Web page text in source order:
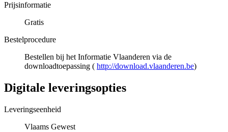
Prijsinformatie
Gratis
Bestelprocedure
Bestellen bij het Informatie Vlaanderen via de
downloadtoepassing ( http://download.vlaanderen.be)
Digitale leveringsopties
Leveringseenheid
Vlaams Gewest